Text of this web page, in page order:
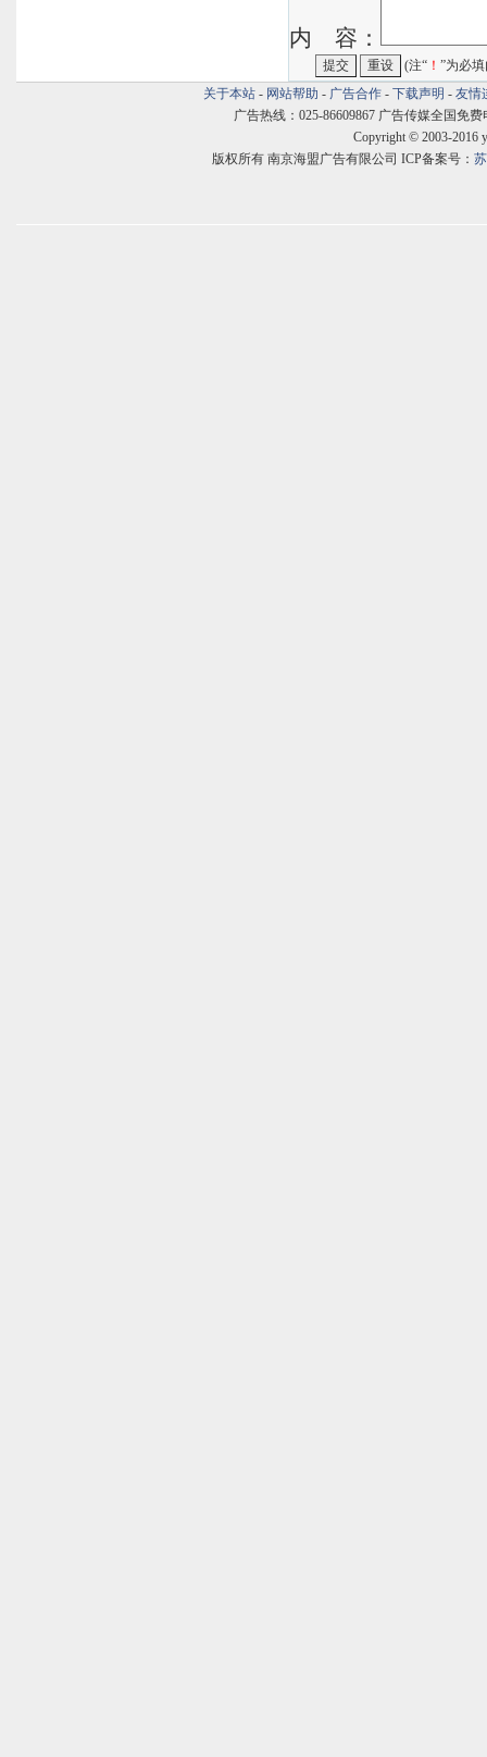
内 容：
(注“ ！ ”为必
关于本站 - 网站帮助 - 广告合作 - 下载声明 - 友情
广告热线：025-86609867 广告传媒全国免费
Copyright © 2003-2016
版权所有 南京海盟广告有限公司 ICP备案号：